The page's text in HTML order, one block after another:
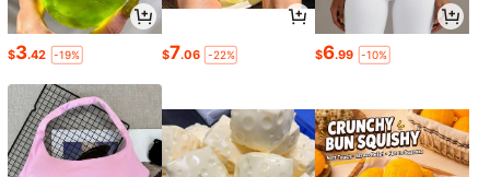
$3.42 -19% $7.06 -22% $6.99 -10%